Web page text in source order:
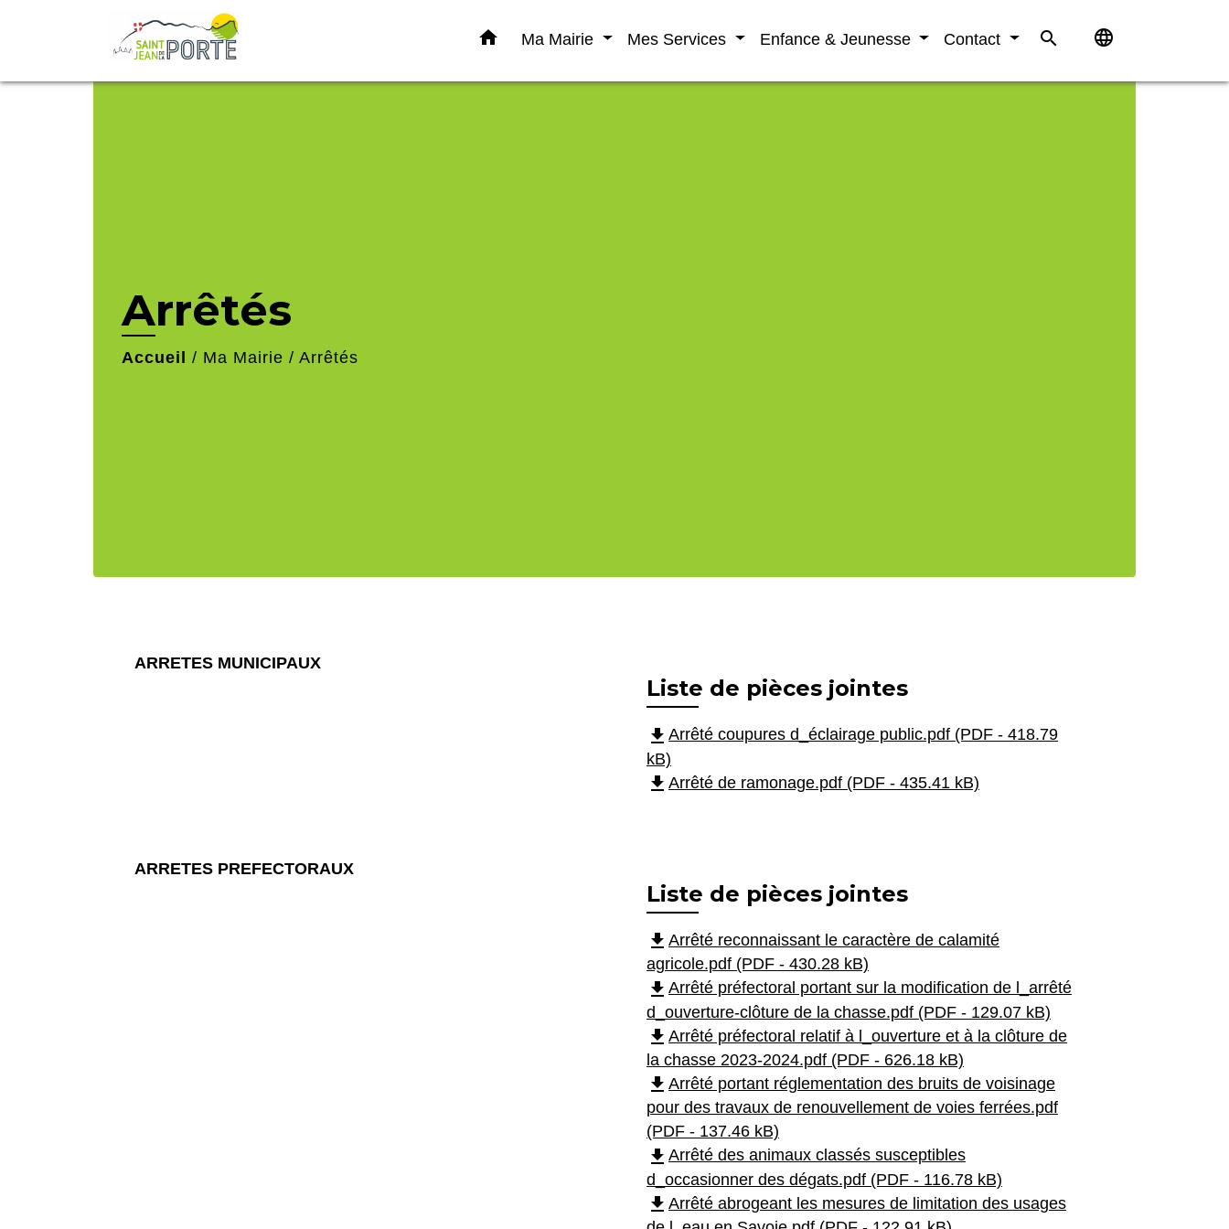
home Ma Mairie Mes Services Enfance & Jeunesse Contact search language
Arrêtés
Accueil / Ma Mairie / Arrêtés
ARRETES MUNICIPAUX
Liste de pièces jointes
file_download Arrêté coupures d_éclairage public.pdf (PDF - 418.79
kB)
file_download Arrêté de ramonage.pdf (PDF - 435.41 kB)
ARRETES PREFECTORAUX
Liste de pièces jointes
file_download Arrêté reconnaissant le caractère de calamité
agricole.pdf (PDF - 430.28 kB)
file_download Arrêté préfectoral portant sur la modification de l_arrêté
d_ouverture-clôture de la chasse.pdf (PDF - 129.07 kB)
file_download Arrêté préfectoral relatif à l_ouverture et à la clôture de
la chasse 2023-2024.pdf (PDF - 626.18 kB)
file_download Arrêté portant réglementation des bruits de voisinage
pour des travaux de renouvellement de voies ferrées.pdf
(PDF - 137.46 kB)
file_download Arrêté des animaux classés susceptibles
d_occasionner des dégats.pdf (PDF - 116.78 kB)
file_download Arrêté abrogeant les mesures de limitation des usages